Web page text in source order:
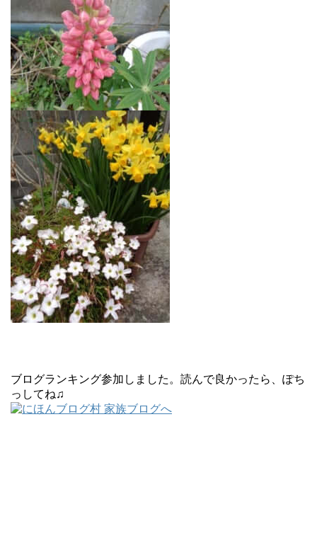
ブログランキング参加しました。読んで良かったら、ぽち
っしてね♫